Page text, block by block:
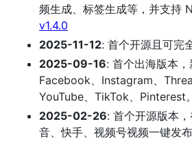
频生成、标签生成等，并支持
v1.4.0
2025-11-12: 首个开源且可完
2025-09-16: 首个出海版本
Facebook、Instagram、
YouTube、TikTok、Pinterest。
2025-02-26: 首个开源版本
音、快手、视频号视频一键发布